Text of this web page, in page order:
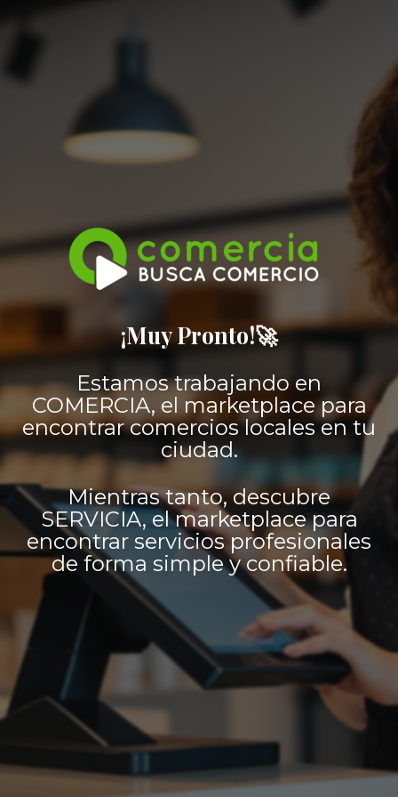
¡Muy Pronto!🚀
Estamos trabajando en
COMERCIA, el marketplace para
encontrar comercios locales en tu
ciudad.
Mientras tanto, descubre
SERVICIA, el marketplace para
encontrar servicios profesionales
de forma simple y confiable.